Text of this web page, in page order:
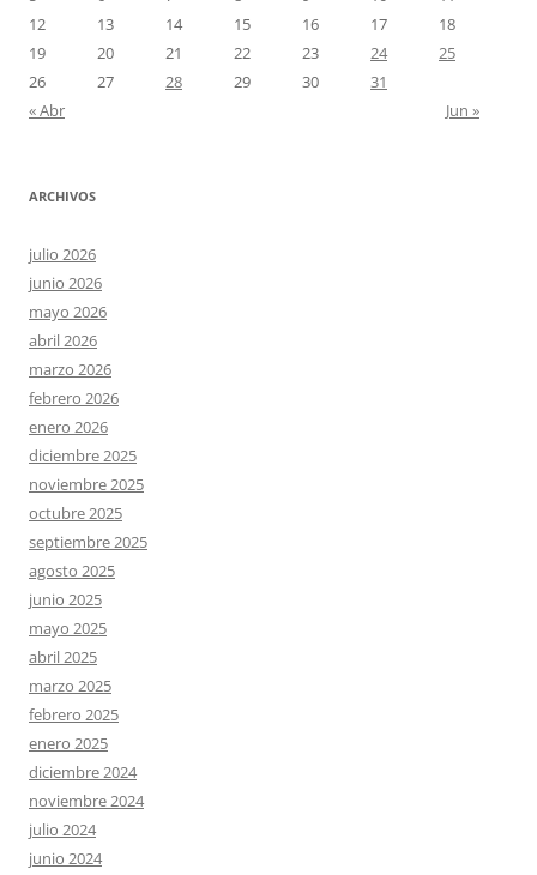
12
13 14 15 16 17
18
19
20 21 22 23 24
25
26
27 28 29 30
31
« Abr
Jun »
ARCHIVOS
julio 2026
junio 2026
mayo 2026
abril 2026
marzo 2026
febrero 2026
enero 2026
diciembre 2025
noviembre 2025
octubre 2025
septiembre 2025
agosto 2025
junio 2025
mayo 2025
abril 2025
marzo 2025
febrero 2025
enero 2025
diciembre 2024
noviembre 2024
julio 2024
junio 2024